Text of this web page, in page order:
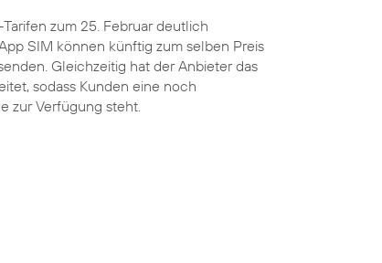
zum 25. Februar deutlich
SIM können künftig zum selben Preis
Gleichzeitig hat der Anbieter das
sodass Kunden eine noch
zur Verfügung steht.